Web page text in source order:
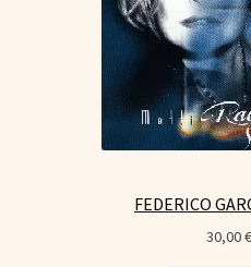
FEDERICO
30,00€